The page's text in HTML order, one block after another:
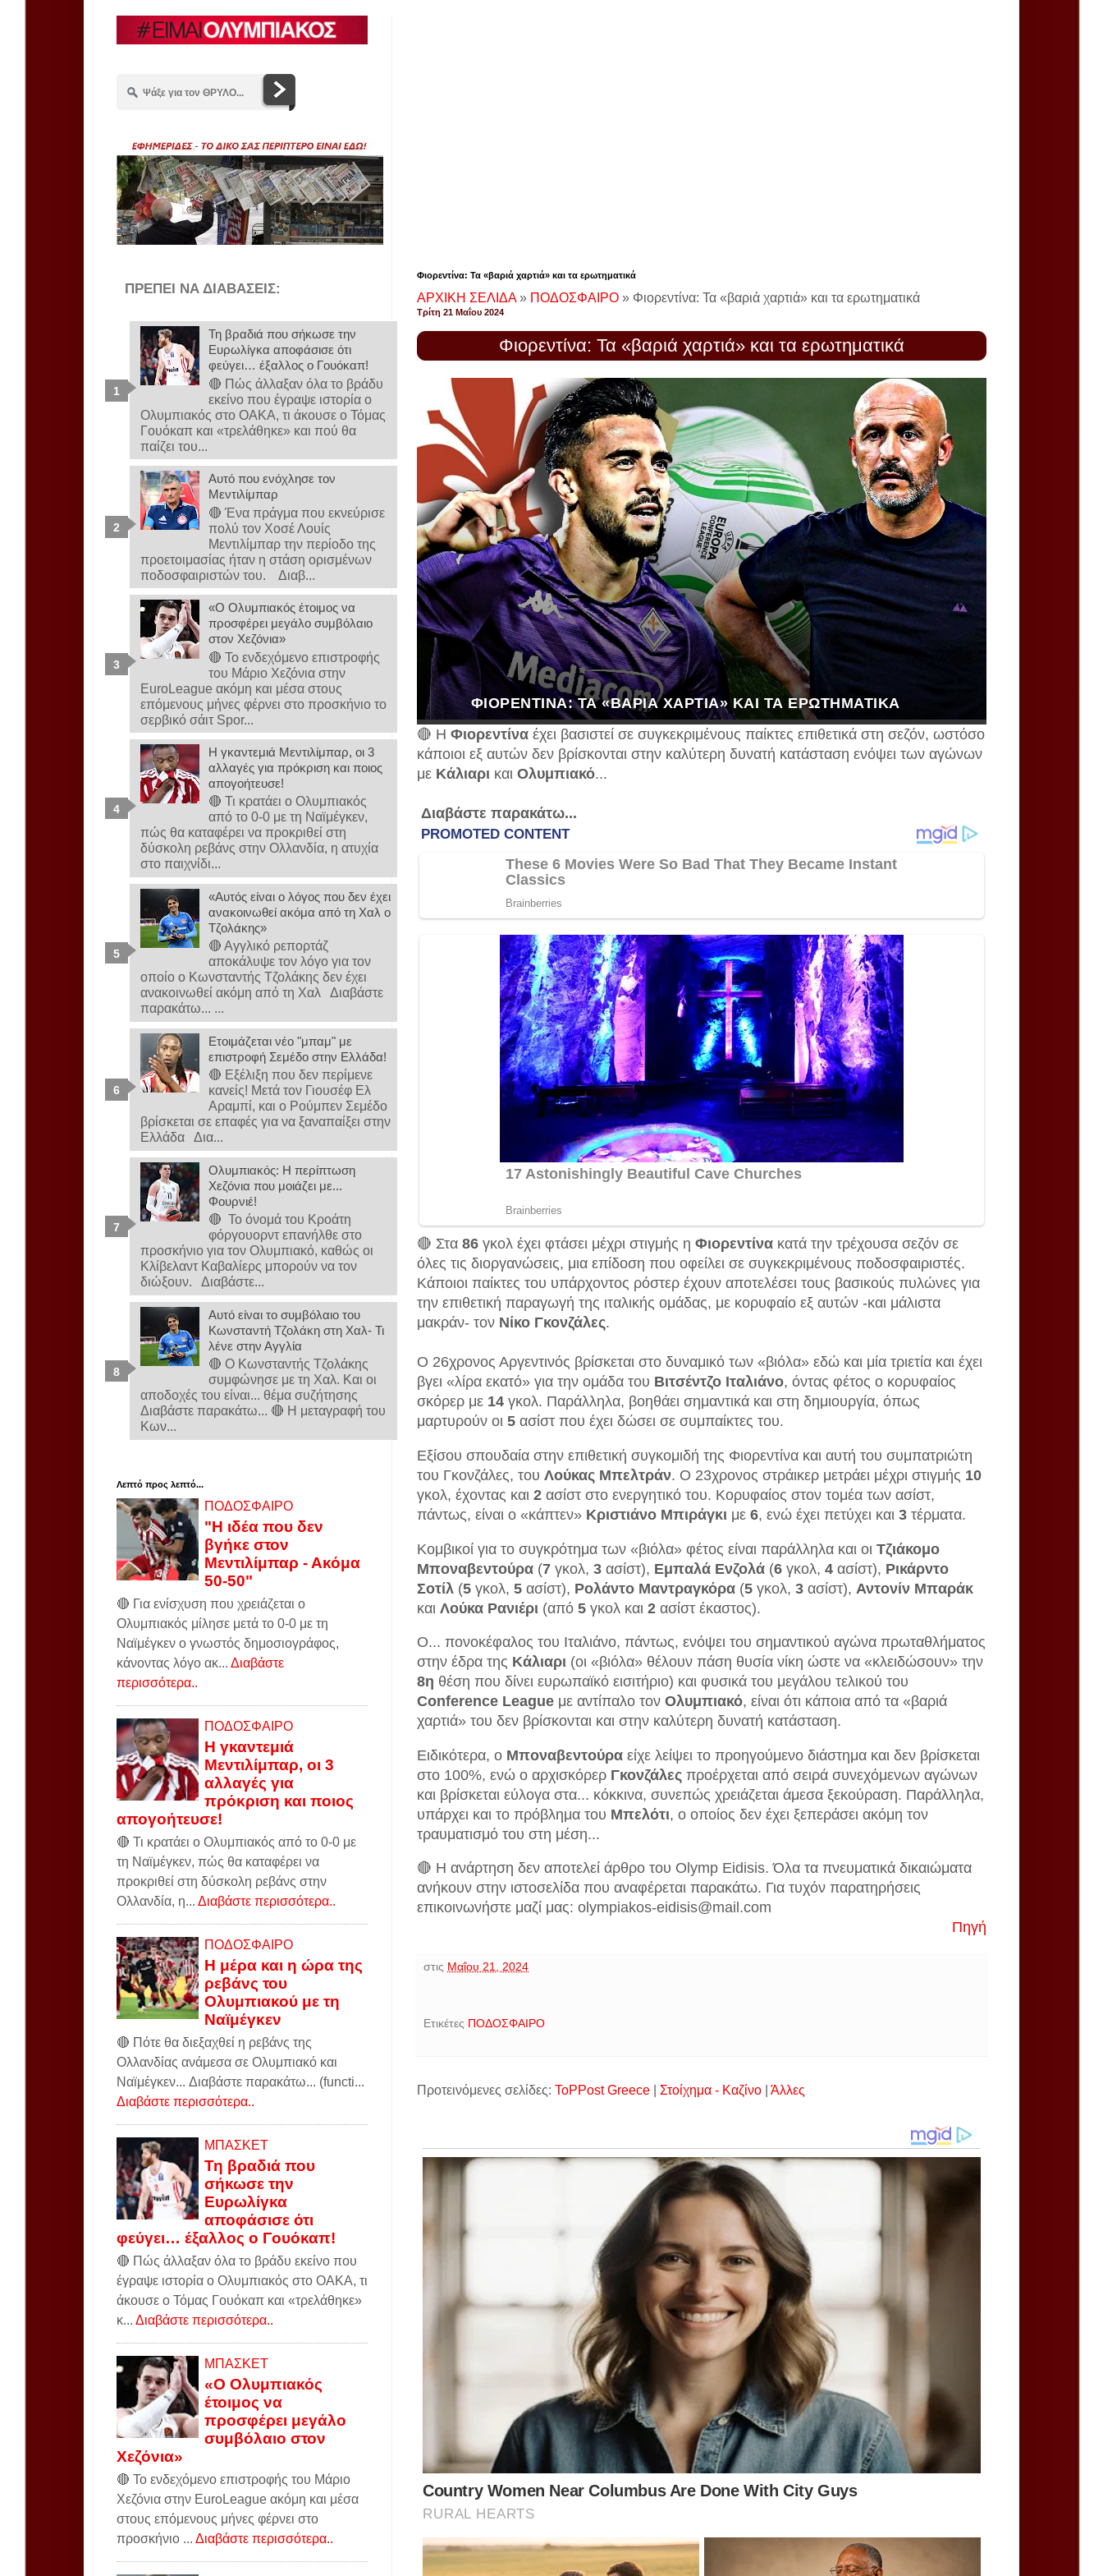
Φιορεντίνα: Τα «βαριά χαρτιά» και τα ερωτηματικά
ΑΡΧΙΚΗ ΣΕΛΙΔΑ» ΠΟΔΟΣΦΑΙΡΟ » Φιορεντίνα: Τα «βαριά χαρτιά» και τα ερωτηματικά
Τρίτη 21 Μαΐου 2024
Φιορεντίνα: Τα «βαριά χαρτιά» και τα ερωτηματικά
ΦΙΟΡΕΝΤΊΝΑ: ΤΑ «ΒΑΡΙΆ ΧΑΡΤΙΆ» ΚΑΙ ΤΑ ΕΡΩΤΗΜΑΤΙΚΆ
🔴 Η Φιορεντίνα έχει βασιστεί σε συγκεκριμένους παίκτες επιθετικά στη σεζόν, ωστόσο
κάποιοι εξ αυτών δεν βρίσκονται στην καλύτερη δυνατή κατάσταση ενόψει των αγώνων
με Κάλιαρι και Ολυμπιακό...
Διαβάστε παρακάτω...
🔴 Στα 86 γκολ έχει φτάσει μέχρι στιγμής η Φιορεντίνα κατά την τρέχουσα σεζόν σε
όλες τις διοργανώσεις, μια επίδοση που οφείλει σε συγκεκριμένους ποδοσφαιριστές.
Κάποιοι παίκτες του υπάρχοντος ρόστερ έχουν αποτελέσει τους βασικούς πυλώνες για
την επιθετική παραγωγή της ιταλικής ομάδας, με κορυφαίο εξ αυτών -και μάλιστα
μακράν- τον Νίκο Γκονζάλες.
Ο 26χρονος Αργεντινός βρίσκεται στο δυναμικό των «βιόλα» εδώ και μία τριετία και έχει
βγει «λίρα εκατό» για την ομάδα του Βιτσέντζο Ιταλιάνο, όντας φέτος ο κορυφαίος
σκόρερ με 14 γκολ. Παράλληλα, βοηθάει σημαντικά και στη δημιουργία, όπως
μαρτυρούν οι 5 ασίστ που έχει δώσει σε συμπαίκτες του.
Εξίσου σπουδαία στην επιθετική συγκομιδή της Φιορεντίνα και αυτή του συμπατριώτη
του Γκονζάλες, του Λούκας Μπελτράν. Ο 23χρονος στράικερ μετράει μέχρι στιγμής 10
γκολ, έχοντας και 2 ασίστ στο ενεργητικό του. Κορυφαίος στον τομέα των ασίστ,
πάντως, είναι ο «κάπτεν» Κριστιάνο Μπιράγκι με 6, ενώ έχει πετύχει και 3 τέρματα.
Κομβικοί για το συγκρότημα των «βιόλα» φέτος είναι παράλληλα και οι Τζιάκομο
Μποναβεντούρα (7 γκολ, 3 ασίστ), Εμπαλά Ενζολά (6 γκολ, 4 ασίστ), Ρικάρντο
Σοτίλ (5 γκολ, 5 ασίστ), Ρολάντο Μαντραγκόρα (5 γκολ, 3 ασίστ), Αντονίν Μπαράκ
και Λούκα Ρανιέρι (από 5 γκολ και 2 ασίστ έκαστος).
Ο... πονοκέφαλος του Ιταλιάνο, πάντως, ενόψει του σημαντικού αγώνα πρωταθλήματος
στην έδρα της Κάλιαρι (οι «βιόλα» θέλουν πάση θυσία νίκη ώστε να «κλειδώσουν» την
8η θέση που δίνει ευρωπαϊκό εισιτήριο) και φυσικά του μεγάλου τελικού του
Conference League με αντίπαλο τον Ολυμπιακό, είναι ότι κάποια από τα «βαριά
χαρτιά» του δεν βρίσκονται και στην καλύτερη δυνατή κατάσταση.
Ειδικότερα, ο Μποναβεντούρα είχε λείψει το προηγούμενο διάστημα και δεν βρίσκεται
στο 100%, ενώ ο αρχισκόρερ Γκονζάλες προέρχεται από σειρά συνεχόμενων αγώνων
και βρίσκεται εύλογα στα... κόκκινα, συνεπώς χρειάζεται άμεσα ξεκούραση. Παράλληλα,
υπάρχει και το πρόβλημα του Μπελότι, ο οποίος δεν έχει ξεπεράσει ακόμη τον
τραυματισμό του στη μέση...
🔴 Η ανάρτηση δεν αποτελεί άρθρο του Olymp Eidisis. Όλα τα πνευματικά δικαιώματα
ανήκουν στην ιστοσελίδα που αναφέρεται παρακάτω. Για τυχόν παρατηρήσεις
επικοινωνήστε μαζί μας: olympiakos-eidisis@mail.com
Πηγή
στις Μαΐου 21, 2024
Ετικέτες ΠΟΔΟΣΦΑΙΡΟ
Προτεινόμενες σελίδες: ToPPost Greece Στοίχημα - Καζίνο Άλλες
ΠΡΕΠΕΙ ΝΑ ΔΙΑΒΑΣΕΙΣ:
Τη βραδιά που σήκωσε την
Ευρωλίγκα αποφάσισε ότι
φεύγει… έξαλλος ο Γουόκαπ!
🔴 Πώς άλλαξαν όλα το βράδυ
εκείνο που έγραψε ιστορία ο
Ολυμπιακός στο ΟΑΚΑ, τι άκουσε ο Τόμας
Γουόκαπ και «τρελάθηκε» και πού θα
παίζει του...
Αυτό που ενόχλησε τον
Μεντιλίμπαρ
🔴 Ένα πράγμα που εκνεύρισε
πολύ τον Χοσέ Λουίς
Μεντιλίμπαρ την περίοδο της
προετοιμασίας ήταν η στάση ορισμένων
ποδοσφαιριστών του. Διαβ...
«Ο Ολυμπιακός έτοιμος να
προσφέρει μεγάλο συμβόλαιο
στον Χεζόνια»
🔴 Το ενδεχόμενο επιστροφής
του Μάριο Χεζόνια στην
EuroLeague ακόμη και μέσα στους
επόμενους μήνες φέρνει στο προσκήνιο το
σερβικό σάιτ Spor...
Η γκαντεμιά Μεντιλίμπαρ, οι 3
αλλαγές για πρόκριση και ποιος
απογοήτευσε!
🔴 Τι κρατάει ο Ολυμπιακός
από το 0-0 με τη Ναϊμέγκεν,
πώς θα καταφέρει να προκριθεί στη
δύσκολη ρεβάνς στην Ολλανδία, η ατυχία
στο παιχνίδι...
«Αυτός είναι ο λόγος που δεν έχει
ανακοινωθεί ακόμα από τη Χαλ ο
Τζολάκης»
🔴 Αγγλικό ρεπορτάζ
αποκάλυψε τον λόγο για τον
οποίο ο Κωνσταντής Τζολάκης δεν έχει
ανακοινωθεί ακόμη από τη Χαλ Διαβάστε
παρακάτω... ...
Ετοιμάζεται νέο "μπαμ" με
επιστροφή Σεμέδο στην Ελλάδα!
🔴 Εξέλιξη που δεν περίμενε
κανείς! Μετά τον Γιουσέφ Ελ
Αραμπί, και ο Ρούμπεν Σεμέδο
βρίσκεται σε επαφές για να ξαναπαίξει στην
Ελλάδα Δια...
Ολυμπιακός: Η περίπτωση
Χεζόνια που μοιάζει με...
Φουρνιέ!
🔴 Το όνομά του Κροάτη
φόργουορντ επανήλθε στο
προσκήνιο για τον Ολυμπιακό, καθώς οι
Κλίβελαντ Καβαλίερς μπορούν να τον
διώξουν. Διαβάστε...
Αυτό είναι το συμβόλαιο του
Κωνσταντή Τζολάκη στη Χαλ- Τι
λένε στην Αγγλία
🔴 Ο Κωνσταντής Τζολάκης
συμφώνησε με τη Χαλ. Και οι
αποδοχές του είναι... θέμα συζήτησης
Διαβάστε παρακάτω... 🔴 Η μεταγραφή του
Κων...
Λεπτό προς λεπτό...
ΠΟΔΟΣΦΑΙΡΟ
"Η ιδέα που δεν
βγήκε στον
Μεντιλίμπαρ - Ακόμα
50-50"
🔴 Για ενίσχυση που χρειάζεται ο
Ολυμπιακός μίλησε μετά το 0-0 με τη
Ναϊμέγκεν ο γνωστός δημοσιογράφος,
κάνοντας λόγο ακ... Διαβάστε
περισσότερα..
ΠΟΔΟΣΦΑΙΡΟ
Η γκαντεμιά
Μεντιλίμπαρ, οι 3
αλλαγές για
πρόκριση και ποιος
απογοήτευσε!
🔴 Τι κρατάει ο Ολυμπιακός από το 0-0 με
τη Ναϊμέγκεν, πώς θα καταφέρει να
προκριθεί στη δύσκολη ρεβάνς στην
Ολλανδία, η... Διαβάστε περισσότερα..
ΠΟΔΟΣΦΑΙΡΟ
Η μέρα και η ώρα της
ρεβάνς του
Ολυμπιακού με τη
Ναϊμέγκεν
🔴 Πότε θα διεξαχθεί η ρεβάνς της
Ολλανδίας ανάμεσα σε Ολυμπιακό και
Ναϊμέγκεν... Διαβάστε παρακάτω... (functi...
Διαβάστε περισσότερα..
ΜΠΑΣΚΕΤ
Τη βραδιά που
σήκωσε την
Ευρωλίγκα
αποφάσισε ότι
φεύγει… έξαλλος ο Γουόκαπ!
🔴 Πώς άλλαξαν όλα το βράδυ εκείνο που
έγραψε ιστορία ο Ολυμπιακός στο ΟΑΚΑ, τι
άκουσε ο Τόμας Γουόκαπ και «τρελάθηκε»
κ... Διαβάστε περισσότερα..
ΜΠΑΣΚΕΤ
«Ο Ολυμπιακός
έτοιμος να
προσφέρει μεγάλο
συμβόλαιο στον
Χεζόνια»
🔴 Το ενδεχόμενο επιστροφής του Μάριο
Χεζόνια στην EuroLeague ακόμη και μέσα
στους επόμενους μήνες φέρνει στο
προσκήνιο ... Διαβάστε περισσότερα..